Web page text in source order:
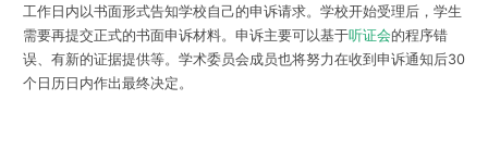
工作日内 以书面形式告知学校自己的申诉请求。学校开始受理后，学生
需要再提交正式的书面申诉材料。申诉主要可以基于听证会的程序错
误、有新的证据提供等。学术委员会成员也将努力在收到申诉通知后30
个日历日内作出最终决定。